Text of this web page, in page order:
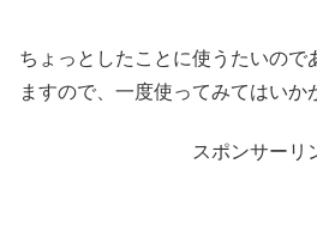
ちょっとしたことに使うたいので
ますので、一度使ってみてはいか
スポンサーリ